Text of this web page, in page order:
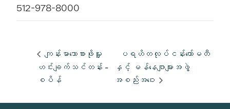
512-978-8000
ကျန်းမာသောစားဖိုမှူး
ဟင်းချက်သင်တန်း -
စပိန်
ပရဟိတလုပ်ငန်းကော်မတီ
နှင့် မန်နေဂျာများအဖွဲ့
အစည်းအဝေး